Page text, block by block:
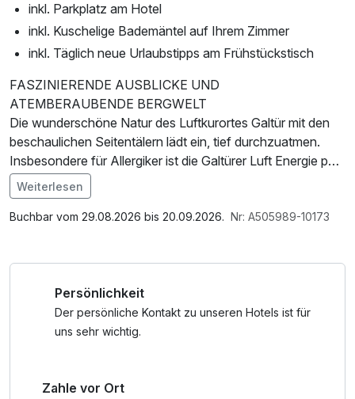
inkl. Parkplatz am Hotel
inkl. Kuschelige Bademäntel auf Ihrem Zimmer
inkl. Täglich neue Urlaubstipps am Frühstückstisch
FASZINIERENDE AUSBLICKE UND
ATEMBERAUBENDE BERGWELT
Die wunderschöne Natur des Luftkurortes Galtür mit den
beschaulichen Seitentälern lädt ein, tief durchzuatmen.
Insbesondere für Allergiker ist die Galtürer Luft Energie pur.
Familien und Sportler finden ein unvergessliches
Bergerlebnis voller Spaß und Abenteuer. Wunderschöne
Wege laden zum Wandern in diesem unvergleichlichen
atemberaubende schroffe Bergwelt werden Sie
bezaubern.
… alle geöffneten Bergbahnen im Montafon/Brandnertal.
Im Angebot enthalten
Saunabenutzung, Saunatuch, Parkplatz, Nutzung des
Weiterlesen
Buchbar vom 29.08.2026 bis 20.09.2026. Nr: A505989-10173
Persönlichkeit
Der persönliche Kontakt zu unseren Hotels ist für
uns sehr wichtig.
Zahle vor Ort